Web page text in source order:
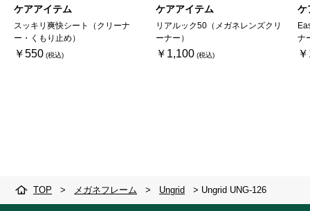
ケアアイテム
スッキリ爽快シート（クリーナ
ー・くもり止め）
￥550
ケアアイテム
リアルック50（メガネレンズクリ
ーナー）
￥1,100
ケ
ナ
TOP > メガネフレーム > Ungrid > Ungrid UNG-126